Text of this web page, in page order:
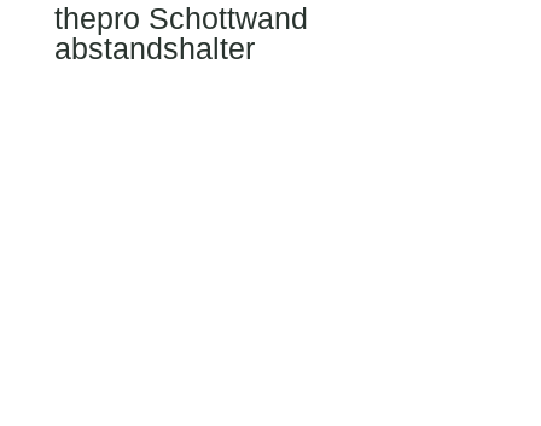
thepro Schottwand
abstandshalter